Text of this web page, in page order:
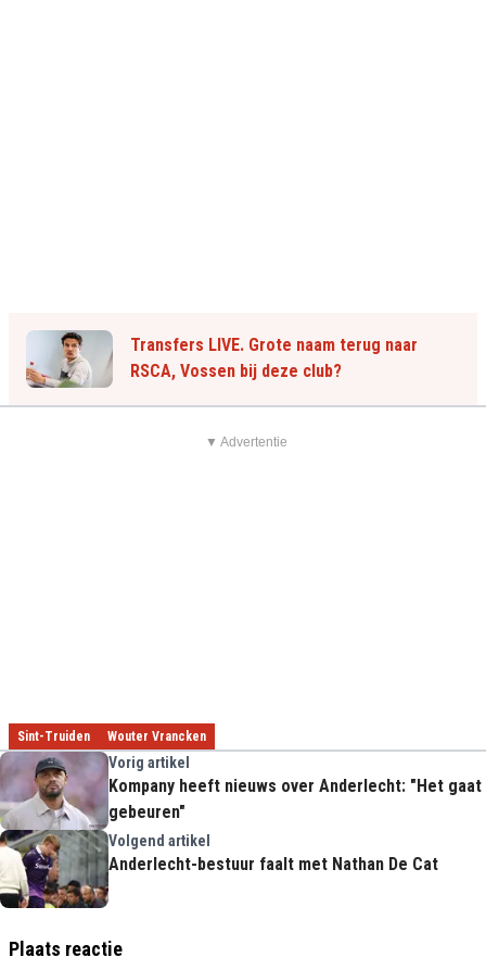
Transfers LIVE. Grote naam terug naar
RSCA, Vossen bij deze club?
▼ Advertentie
Sint-Truiden Wouter Vrancken
Vorig artikel
Kompany heeft nieuws over Anderlecht: "Het gaat
gebeuren"
Volgend artikel
Anderlecht-bestuur faalt met Nathan De Cat
Plaats reactie